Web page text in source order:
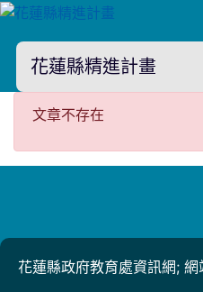
花蓮縣精進計畫
文章不存在
文章不存在
花蓮縣政府教育處資訊網; 網